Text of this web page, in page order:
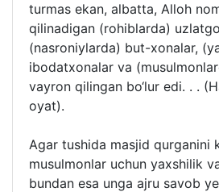
turmas ekan, albatta, Alloh
qilinadigan (rohiblarda)
(nasroniylarda) but-xonalar,
ibodatxonalar va
vayron qilingan bo‘lur edi. . .
oyat).
Agar tushida masjid qurganini
musulmonlar uchun yaxshilik
bundan esa unga ajru savob